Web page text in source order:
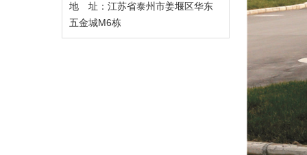
地 址：江苏省泰州市姜堰区华东
五金城M6栋